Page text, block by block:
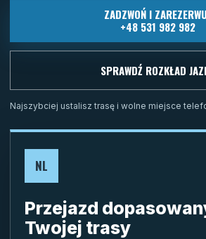
ZADZWOŃ I
+48 531 982 982
SPRAWDŹ ROZKŁAD
Najszybciej ustalisz trasę i wolne miejsce
NL
Przejazd
Twojej trasy